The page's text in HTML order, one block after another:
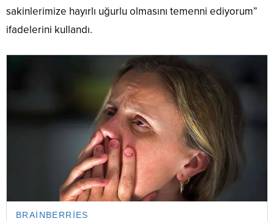
sakinlerimize hayırlı uğurlu olmasını temenni ediyorum”
ifadelerini kullandı.